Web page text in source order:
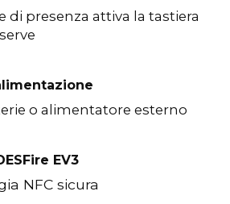
di presenza attiva la tastiera
o alimentatore esterno
EV3
NFC sicura